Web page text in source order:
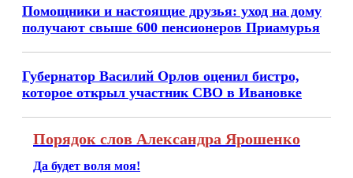
Помощники и настоящие друзья: уход на дому
получают свыше 600 пенсионеров Приамурья
Губернатор Василий Орлов оценил бистро,
которое открыл участник СВО в Ивановке
Порядок слов Александра Ярошенко
Да будет воля моя!